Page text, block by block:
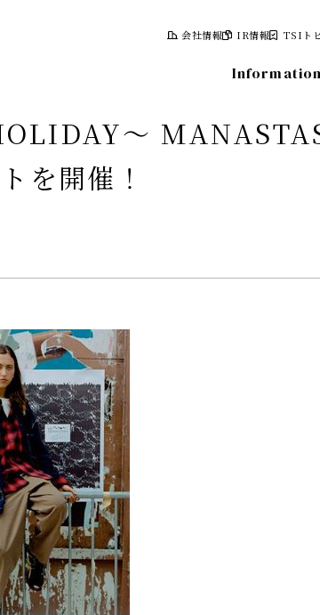
会社情報 IR情報
株主総会
株主向け資料
TSIト
～
を開催！